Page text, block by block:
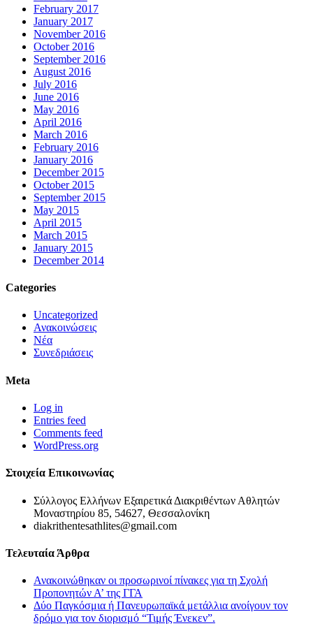
February 2017
January 2017
November 2016
October 2016
September 2016
August 2016
July 2016
June 2016
May 2016
April 2016
March 2016
February 2016
January 2016
December 2015
October 2015
September 2015
May 2015
April 2015
March 2015
January 2015
December 2014
Categories
Uncategorized
Ανακοινώσεις
Νέα
Συνεδριάσεις
Meta
Log in
Entries feed
Comments feed
WordPress.org
Στοιχεία Επικοινωνίας
Σύλλογος Ελλήνων Εξαιρετικά Διακριθέντων Αθλητών
Μοναστηρίου 85, 54627, Θεσσαλονίκη
diakrithentesathlites@gmail.com
Τελευταία Άρθρα
Ανακοινώθηκαν οι προσωρινοί πίνακες για τη Σχολή
Προπονητών Α’ της ΓΓΑ
Δύο Παγκόσμια ή Πανευρωπαϊκά μετάλλια ανοίγουν τον
δρόμο για τον διορισμό “Τιμής Ένεκεν”.